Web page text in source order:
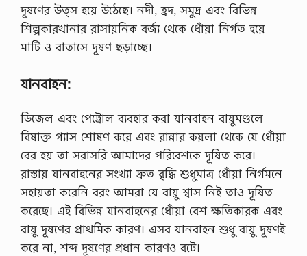
দূষণের উত্স হয়ে উঠেছে। নদী, হ্রদ, সমুদ্র এবং বিভিন্ন
শিল্পকারখানার রাসায়নিক বর্জ্য থেকে ধোঁয়া নির্গত হয়ে
মাটি ও বাতাসে দূষণ ছড়াচ্ছে।
যানবাহন:
ডিজেল এবং পেট্রোল ব্যবহার করা যানবাহন বায়ুমণ্ডলে
বিষাক্ত গ্যাস শোষণ করে এবং রান্নার কয়লা থেকে যে ধোঁয়া
বের হয় তা সরাসরি আমাদের পরিবেশকে দূষিত করে।
রাস্তায় যানবাহনের সংখ্যা দ্রুত বৃদ্ধি শুধুমাত্র ধোঁয়া নির্গমনে
সহায়তা করেনি বরং আমরা যে বায়ু শ্বাস নিই তাও দূষিত
করেছে। এই বিভিন্ন যানবাহনের ধোঁয়া বেশ ক্ষতিকারক এবং
বায়ু দূষণের প্রাথমিক কারণ। এসব যানবাহন শুধু বায়ু দূষণই
করে না, শব্দ দূষণের প্রধান কারণও বটে।